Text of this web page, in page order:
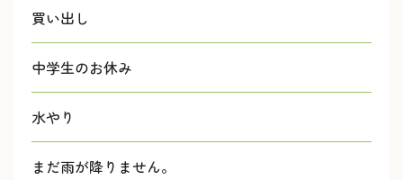
買い出し
中学生のお休み
水やり
まだ雨が降りません。